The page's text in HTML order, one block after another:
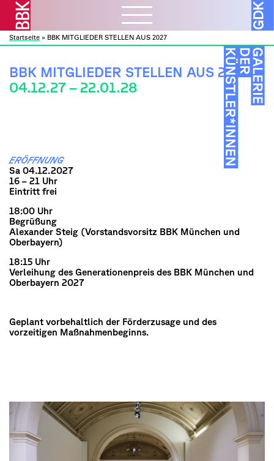
Aktuelles ᐯ
BBK Muc und Obb
BBK Bund und Länder
Ressourcen
Verbandsarbeit ᐯ
Projekte
Förderprogramme
ᐯ
Beratung
Internes
Mitglieder A – Z
Fördermitglieder
Verbandsorganisation
Sozialfonds
Publikationen
Kontakt
Galerie
Rückschau
Über die Galerie
Startseite » BBK MITGLIEDER STELLEN AUS 2027
BBK MITGLIEDER STELLEN AUS 2027
04.12.27 – 22.01.28
ERÖFFNUNG
Sa 04.12.2027
16 – 21 Uhr
Eintritt frei
18:00 Uhr
Begrüßung
Alexander Steig (Vorstandsvorsitz BBK München und
Oberbayern)
18:15 Uhr
Verleihung des Generationenpreis des BBK München und
Oberbayern 2027
Geplant vorbehaltlich der Förderzusage und des
vorzeitigen Maßnahmenbeginns.